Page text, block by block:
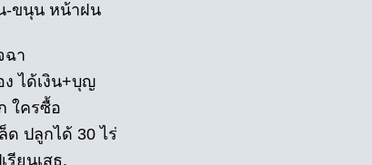
-ขนุน หน้าฝน
ฉา
ได้เงิน+บุญ
ใครซื้อ
ด ปลูกได้ 30 ไร่
รียนเสธ.